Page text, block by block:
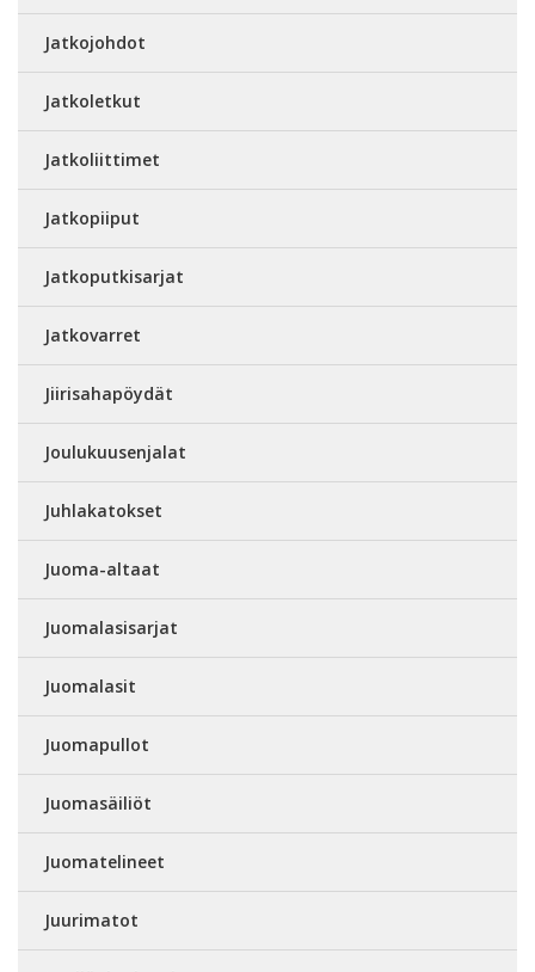
Jatkojohdot
Jatkoletkut
Jatkoliittimet
Jatkopiiput
Jatkoputkisarjat
Jatkovarret
Jiirisahapöydät
Joulukuusenjalat
Juhlakatokset
Juoma-altaat
Juomalasisarjat
Juomalasit
Juomapullot
Juomasäiliöt
Juomatelineet
Juurimatot